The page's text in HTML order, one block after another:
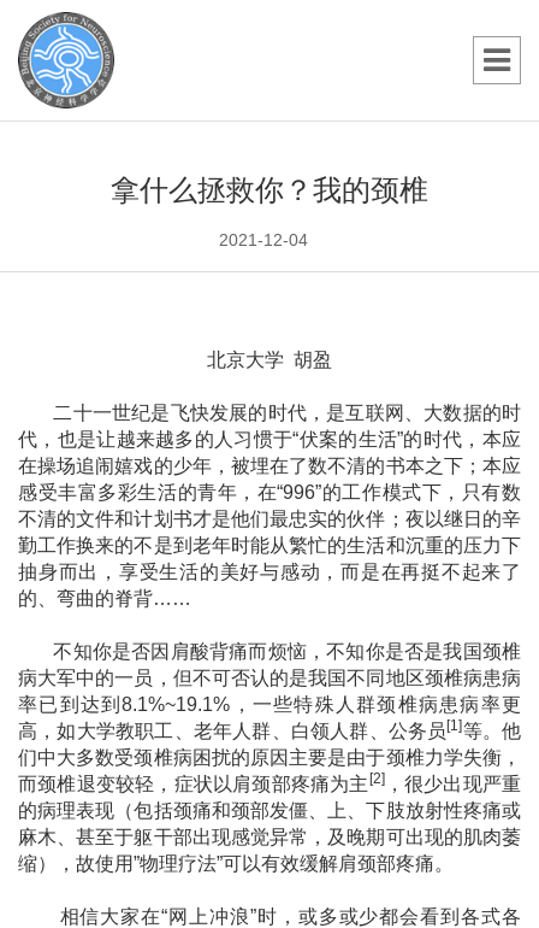
拿什么拯救你？我的颈椎
2021-12-04
北京大学 胡盈
二十一世纪是飞快发展的时代，是互联网、大数据的时
代，也是让越来越多的人习惯于“伏案的生活”的时代，本应
在操场追闹嬉戏的少年，被埋在了数不清的书本之下；本应
感受丰富多彩生活的青年，在“996”的工作模式下，只有数
不清的文件和计划书才是他们最忠实的伙伴；夜以继日的辛
勤工作换来的不是到老年时能从繁忙的生活和沉重的压力下
抽身而出，享受生活的美好与感动，而是在再挺不起来了
的、弯曲的脊背……
不知你是否因肩酸背痛而烦恼，不知你是否是我国颈椎
病大军中的一员，但不可否认的是我国不同地区颈椎病患病
率已到达到8.1%~19.1%，一些特殊人群颈椎病患病率更
高，如大学教职工、老年人群、白领人群、公务员[1]等。他
们中大多数受颈椎病困扰的原因主要是由于颈椎力学失衡，
而颈椎退变较轻， 症状以肩颈部疼痛为主 [2]，很少出现严重
的病理表现（包括颈痛和颈部发僵、上、下肢放射性疼痛或
麻木、甚至于躯干部出现感觉异常，及晚期可出现的肌肉萎
缩），故使用”物理疗法”可以有效缓解肩颈部疼痛。
相信大家在“网上冲浪”时，或多或少都会看到各式各